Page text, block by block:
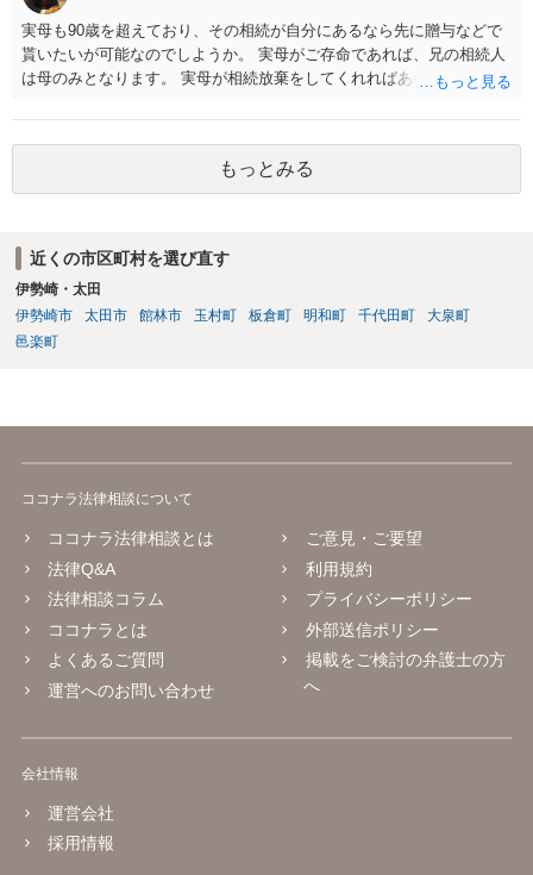
実母も90歳を超えており、その相続が自分にあるなら先に贈与などで
貰いたいが可能なのでしようか。 実母がご存命であれば、兄の相続人
は母のみとなります。 実母が相続放棄をしてくれればあなた方兄弟及
ないと思います。
もっとみる
近くの市区町村を選び直す
伊勢崎・太田
伊勢崎市
太田市 館林市 玉村町 板倉町 明和町 千代田町
大泉町
邑楽町
ココナラ法律相談について
ココナラ法律相談とは
法律Q&A
法律相談コラム
ココナラとは
よくあるご質問
運営へのお問い合わせ
ご意見・ご要望
利用規約
プライバシーポリシー
外部送信ポリシー
掲載をご検討の弁護士の方
へ
会社情報
運営会社
採用情報